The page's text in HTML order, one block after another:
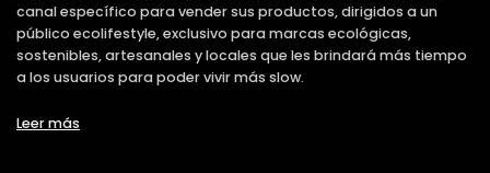
canal específico para vender sus productos, dirigidos a un
público ecolifestyle, exclusivo para marcas ecológicas,
sostenibles, artesanales y locales que les brindará más tiempo
a los usuarios para poder vivir más slow.
Leer más